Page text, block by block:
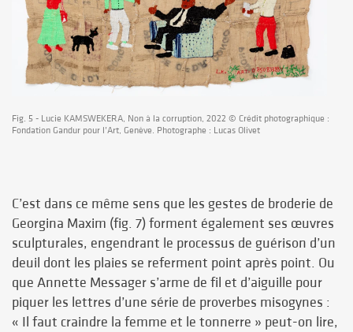
Fig. 5 - Lucie KAMSWEKERA, Non à la corruption, 2022 © Crédit photographique :
Fondation Gandur pour l’Art, Genève. Photographe : Lucas Olivet
C’est dans ce même sens que les gestes de broderie de
Georgina Maxim (fig. 7) forment également ses œuvres
sculpturales, engendrant le processus de guérison d’un
deuil dont les plaies se referment point après point. Ou
que Annette Messager s’arme de fil et d’aiguille pour
piquer les lettres d’une série de proverbes misogynes :
« Il faut craindre la femme et le tonnerre » peut-on lire,